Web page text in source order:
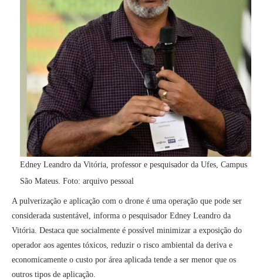
Edney Leandro da Vitória, professor e pesquisador da Ufes, Campus
São Mateus. Foto: arquivo pessoal
A pulverização e aplicação com o drone é uma operação que pode ser
considerada sustentável, informa o pesquisador Edney Leandro da
Vitória. Destaca que socialmente é possível minimizar a exposição do
operador aos agentes tóxicos, reduzir o risco ambiental da deriva e
economicamente o custo por área aplicada tende a ser menor que os
outros tipos de aplicação.